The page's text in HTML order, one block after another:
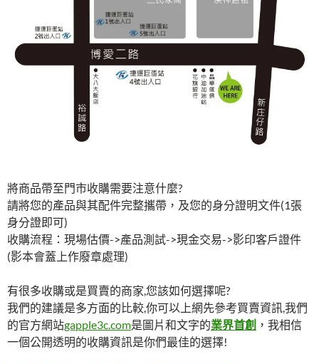
將商品帶至門市收購需要注意什麼?
請將您的產品與其配件完整攜帶，及您的身分證明文件(1張
身分證即可)
收購流程：現場估價->產品測試->現金交易->影印客戶證件
(影本會蓋上作廢章處理)
有很多收購或是買賣的商家,您該如何選擇呢?
我們的建議是多方面的比較,你可以上網先參考買賣資訊,我們
的官方網站gapple3c.com是圖片和文字的業界首創 ，我相信
一個公開透明的收購資訊是你們最佳的選擇!